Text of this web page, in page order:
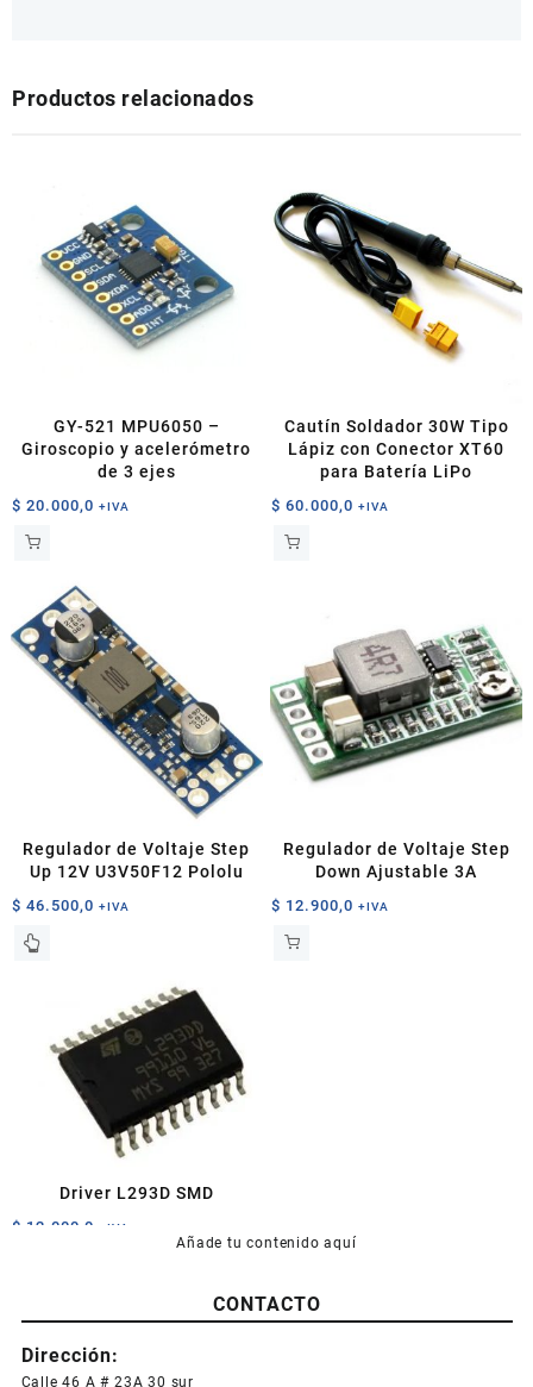
Productos relacionados
GY-521 MPU6050 –
Giroscopio y acelerómetro
de 3 ejes
$ 20.000,0 +IVA
Cautín Soldador 30W Tipo
Lápiz con Conector XT60
para Batería LiPo
$ 60.000,0 +IVA
Regulador de Voltaje Step
Up 12V U3V50F12 Pololu
$ 46.500,0 +IVA
Regulador de Voltaje Step
Down Ajustable 3A
$ 12.900,0 +IVA
Driver L293D SMD
$ 12.000,0 +IVA
Añade tu contenido aquí
CONTACTO
Dirección:
Calle 46 A # 23A 30 sur